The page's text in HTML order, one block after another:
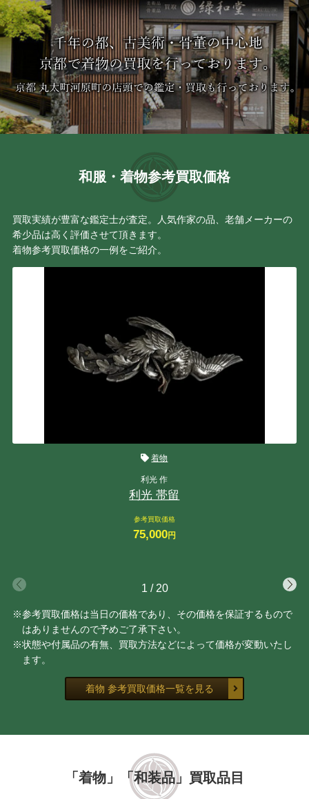
和服・着物参考買取価格
買取実績が豊富な鑑定士が査定。人気作家の品、老舗メーカーの
希少品は高く評価させて頂きます。
着物参考買取価格の一例をご紹介。
着物
利光 作
利光 帯留
参考買取価格
75,000円
1 / 20
※参考買取価格は当日の価格であり、その価格を保証するもので
はありませんので予めご了承下さい。
※状態や付属品の有無、買取方法などによって価格が変動いたし
ます。
着物 参考買取価格一覧を見る
「着物」「和装品」買取品目